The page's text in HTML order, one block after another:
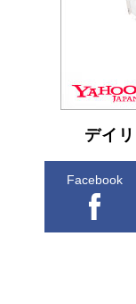
入社10年
転 上司の“
皇室はな
皇陛下はお
一声になる
デイ
Facebook